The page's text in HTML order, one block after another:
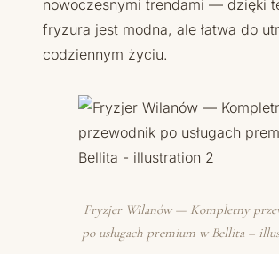
nowoczesnymi trendami — dzięki
fryzura jest modna, ale łatwa do
codziennym życiu.
Fryzjer Wilanów — Kompletny
po usługach premium w Bellita –